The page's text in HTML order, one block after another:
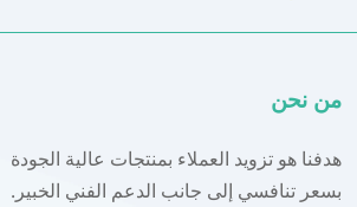
من نحن
هدفنا هو تزويد العملاء بمنتجات عالية الجودة
بسعر تنافسي إلى جانب الدعم الفني الخبير.